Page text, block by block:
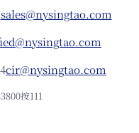
sales@nysingtao.com
cir@nysingtao.com
按111